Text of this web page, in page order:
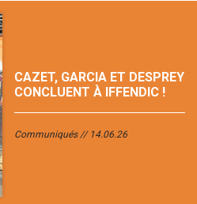
CAZET, GARCIA ET DESPREY
CONCLUENT À IFFENDIC !
Communiqués 14.06.26